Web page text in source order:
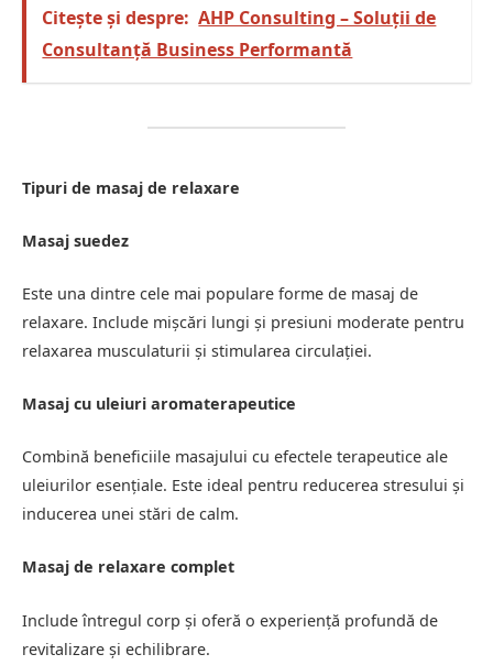
Citește și despre: AHP Consulting – Soluții de
Consultanță Business Performantă
Tipuri de masaj de relaxare
Masaj suedez
Este una dintre cele mai populare forme de masaj de
relaxare. Include mișcări lungi și presiuni moderate pentru
relaxarea musculaturii și stimularea circulației.
Masaj cu uleiuri aromaterapeutice
Combină beneficiile masajului cu efectele terapeutice ale
uleiurilor esențiale. Este ideal pentru reducerea stresului și
inducerea unei stări de calm.
Masaj de relaxare complet
Include întregul corp și oferă o experiență profundă de
revitalizare și echilibrare.